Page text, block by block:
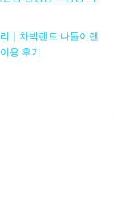
｜차박렌트·나들이렌
용 후기